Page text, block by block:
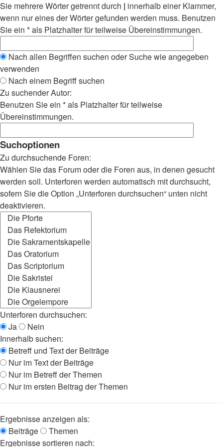
Sie mehrere Wörter getrennt durch | innerhalb einer Klammer,
wenn nur eines der Wörter gefunden werden muss. Benutzen
Sie ein * als Platzhalter für teilweise Übereinstimmungen.
Nach allen Begriffen suchen oder Suche wie angegeben
verwenden
Nach einem Begriff suchen
Zu suchender Autor:
Benutzen Sie ein * als Platzhalter für teilweise
Übereinstimmungen.
Suchoptionen
Zu durchsuchende Foren:
Wählen Sie das Forum oder die Foren aus, in denen gesucht
werden soll. Unterforen werden automatisch mit durchsucht,
sofern Sie die Option „Unterforen durchsuchen“ unten nicht
deaktivieren.
Unterforen durchsuchen:
Ja
Nein
Innerhalb suchen:
Betreff und Text der Beiträge
Nur im Text der Beiträge
Nur im Betreff der Themen
Nur im ersten Beitrag der Themen
Ergebnisse anzeigen als:
Beiträge
Themen
Ergebnisse sortieren nach: